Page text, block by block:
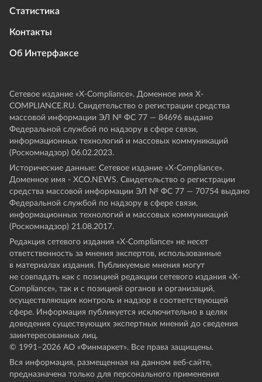
Статистика
Контакты
Об Интерфаксе
Сетевое издание «Х-Compliance». Доменное имя X-
COMPLIANCE.RU. Свидетельство о регистрации средства
массовой информации ЭЛ № ФС 77 — 84696 выдано
Федеральной службой по надзору в сфере связи,
информационных технологий и массовых коммуникаций
(Роскомнадзор) 06.02.2023.
Исторические данные: Сетевое издание «Х-Compliance».
Доменное имя - XCO.NEWS. Свидетельство о регистрации
средства массовой информации ЭЛ № ФС 77 — 70754 выдано
Федеральной службой по надзору в сфере связи,
информационных технологий и массовых коммуникаций
(Роскомнадзор) 21.08.2017.
Редакция сетевого издания «X-Compliance» не несет
ответственность за мнения экспертов, использованные
в материалах издания. Публикуемые мнения могут
не совпадать как с позицией редакции сетевого издания «X-
Compliance», так и с позицией органов и организаций,
осуществляющих контроль и надзор в соответствующей
сфере. Информация публикуется исключительно в целях
доведения существующих экспертных мнений до сведения
заинтересованных лиц.
© 1991–2026 АО «Финмаркет». Все права защищены.
Вся информация, размещенная на данном веб-сайте,
предназначена только для персонального применения